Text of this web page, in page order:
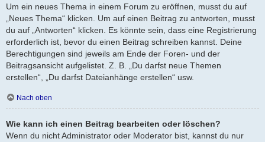
Um ein neues Thema in einem Forum zu eröffnen, musst du auf
„Neues Thema“ klicken. Um auf einen Beitrag zu antworten, musst
du auf „Antworten“ klicken. Es könnte sein, dass eine Registrierung
erforderlich ist, bevor du einen Beitrag schreiben kannst. Deine
Berechtigungen sind jeweils am Ende der Foren- und der
Beitragsansicht aufgelistet. Z. B. „Du darfst neue Themen
erstellen“, „Du darfst Dateianhänge erstellen“ usw.
Nach oben
Wie kann ich einen Beitrag bearbeiten oder löschen?
Wenn du nicht Administrator oder Moderator bist, kannst du nur